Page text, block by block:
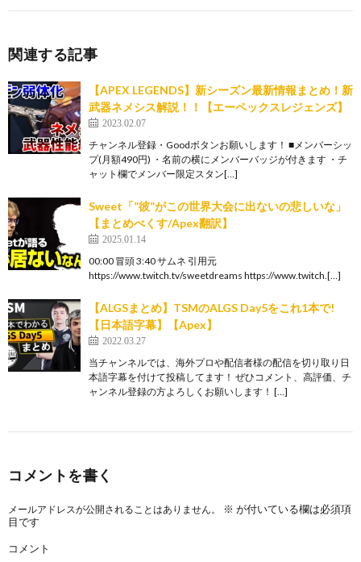
関連する記事
【APEX LEGENDS】新シーズン最新情報まとめ！新
武器ネメシス解説！！【エーペックスレジェンズ】
2023.02.07
チャンネル登録・Goodボタンお願いします！ ■メンバーシッ
プ(月額490円) ・名前の横にメンバーバッジが付きます ・チ
ャット欄でメンバー限定スタン[…]
Sweet「”彼”がこの世界大会に出ないの悲しいな」
【まとめぺくす/Apex翻訳】
2025.01.14
00:00 冒頭 3:40 サムネ 引用元
https://www.twitch.tv/sweetdreams https://www.twitch.[…]
【ALGSまとめ】TSMのALGS Day5をこれ1本で!
【日本語字幕】【Apex】
2022.03.27
当チャンネルでは、海外プロや配信者様の配信を切り取り日
本語字幕を付けて投稿してます！ ぜひコメント、高評価、チ
ャンネル登録の方よろしくお願いします！ […]
コメントを書く
メールアドレスが公開されることはありません。 ※ が付いている欄は必須項
目です
コメント